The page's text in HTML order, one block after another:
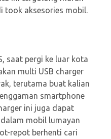
took aksesories mobil.
saat pergi ke luar kota
multi USB charger
terutama buat kalian
smartphone
ini juga dapat
mobil lumayan
repot berhenti cari